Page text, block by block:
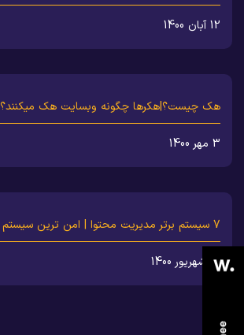
12 آبان 1400
هک چیست؟|هکرها چگونه وبسایت هک میکنند؟
3 مهر 1400
7 سیستم برتر مدیریت محتوا | امن ترین سیستم مدیریت محتوا
17 شهریور 1400